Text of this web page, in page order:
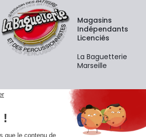
Magasins
Indépendants
Licenciés
La Baguetterie
Marseille